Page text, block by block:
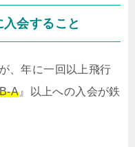
会すること
、年に一回以上飛行
A 』以上への入会が鉄